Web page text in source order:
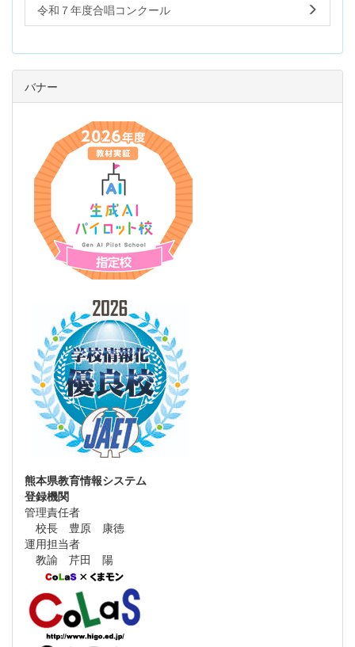
令和７年度合唱コンクール
バナー
熊本県教育情報システム
登録機関
管理責任者
校長 豊原 康徳
運用担当者
教諭 芹田 陽